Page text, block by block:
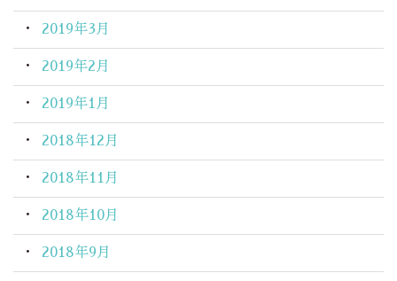
2019年3月
2019年2月
2019年1月
2018年12月
2018年11月
2018年10月
2018年9月